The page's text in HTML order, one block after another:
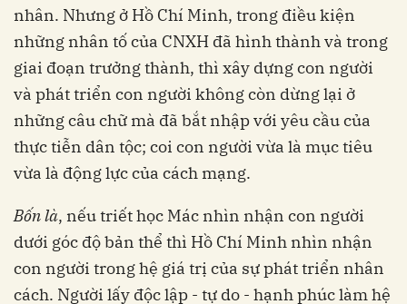
nhân. Nhưng ở Hồ Chí Minh, trong điều kiện
những nhân tố của CNXH đã hình thành và trong
giai đoạn trưởng thành, thì xây dựng con người
và phát triển con người không còn dừng lại ở
những câu chữ mà đã bắt nhập với yêu cầu của
thực tiễn dân tộc; coi con người vừa là mục tiêu
vừa là động lực của cách mạng.
Bốn là, nếu triết học Mác nhìn nhận con người
dưới góc độ bản thể thì Hồ Chí Minh nhìn nhận
con người trong hệ giá trị của sự phát triển nhân
cách. Người lấy độc lập - tự do - hạnh phúc làm hệ